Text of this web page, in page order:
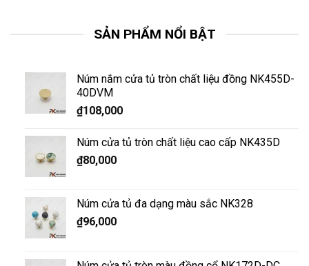
SẢN PHẨM NỔI BẬT
Núm nắm cửa tủ tròn chất liệu đồng NK455D-
40DVM
₫108,000
Núm cửa tủ tròn chất liệu cao cấp NK435D
₫80,000
Núm cửa tủ đa dạng màu sắc NK328
₫96,000